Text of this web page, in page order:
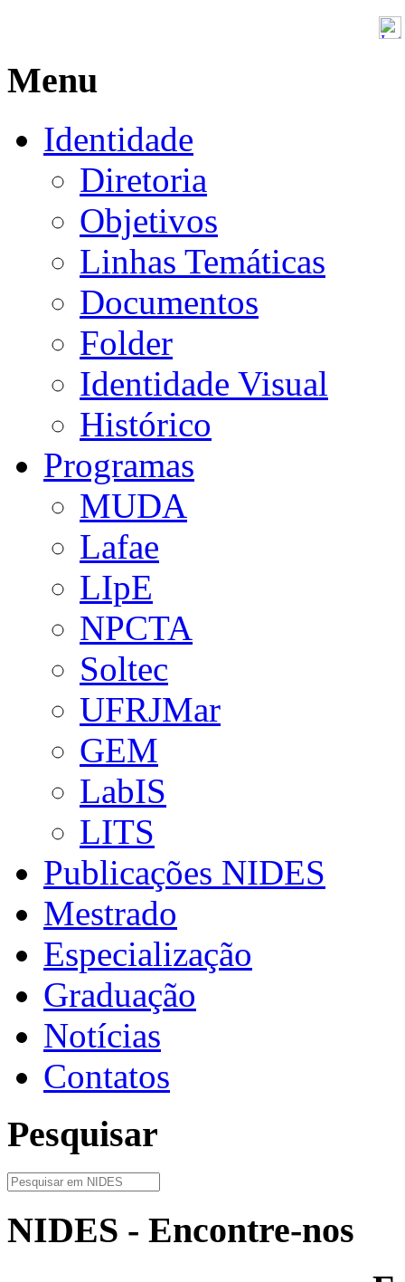
Menu
Identidade
Diretoria
Objetivos
Linhas Temáticas
Documentos
Folder
Identidade Visual
Histórico
Programas
MUDA
Lafae
LIpE
NPCTA
Soltec
UFRJMar
GEM
LabIS
LITS
Publicações NIDES
Mestrado
Especialização
Graduação
Notícias
Contatos
Pesquisar
NIDES - Encontre-nos